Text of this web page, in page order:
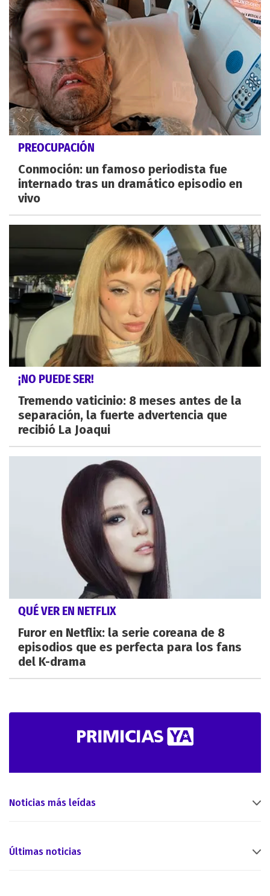
PREOCUPACIÓN
Conmoción: un famoso periodista fue
internado tras un dramático episodio en
vivo
¡NO PUEDE SER!
Tremendo vaticinio: 8 meses antes de la
separación, la fuerte advertencia que
recibió La Joaqui
QUÉ VER EN NETFLIX
Furor en Netflix: la serie coreana de 8
episodios que es perfecta para los fans
del K-drama
Noticias más leídas
Últimas noticias